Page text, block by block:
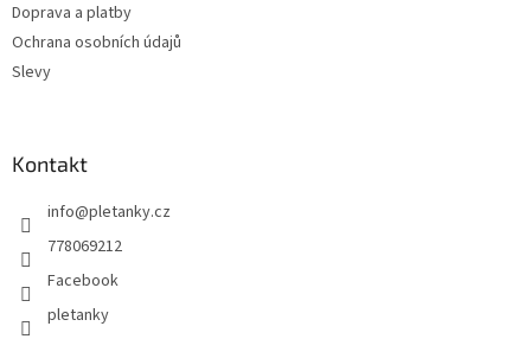
Doprava a platby
Ochrana osobních údajů
Slevy
Kontakt
info@pletanky.cz
778069212
Facebook
pletanky